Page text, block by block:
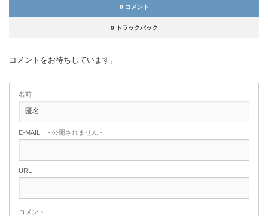
0 コメント
0 トラックバック
コメントをお待ちしています。
名前
E-MAIL - 公開されません -
URL
コメント